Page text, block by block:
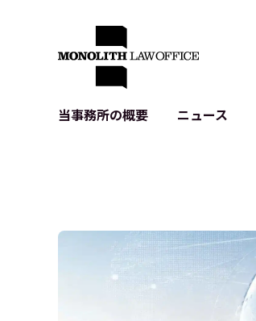
当事務所の概要 ニュース
IPO（上場）支援